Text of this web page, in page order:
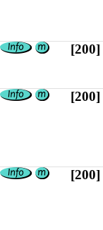
[200]
[200]
[200]